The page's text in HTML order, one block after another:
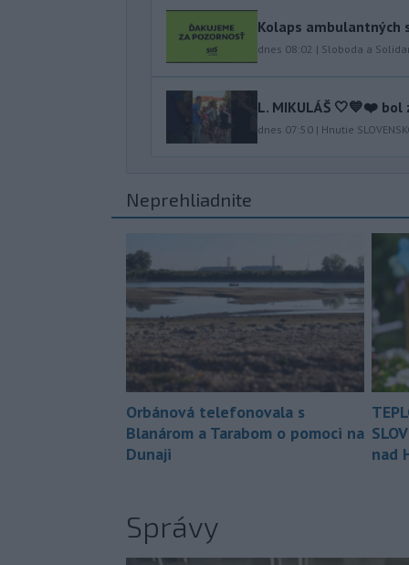
Kolaps ambulantných
dnes 08:02 | Sloboda a
L. MIKULÁŠ 🤍💙❤️ bol
dnes 07:50 | Hnutie
Neprehliadnite
Orbánová telefonovala s
Blanárom a Tarabom o pomoci na
Dunaji
nad
Správy